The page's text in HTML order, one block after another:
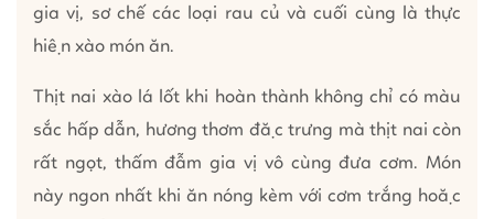
gia vị, sơ chế các loại rau củ và cuối cùng là thực
hiện xào món ăn.
Thịt nai xào lá lốt khi hoàn thành không chỉ có màu
sắc hấp dẫn, hương thơm đặc trưng mà thịt nai còn
rất ngọt, thấm đẫm gia vị vô cùng đưa cơm. Món
này ngon nhất khi ăn nóng kèm với cơm trắng hoặc